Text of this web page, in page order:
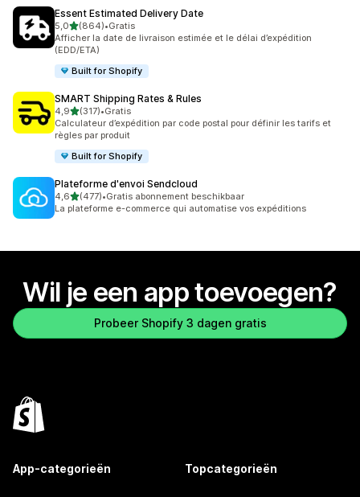
Essent Estimated Delivery Date
5,0van 5 sterren
(864)
864 recensies in totaal
•Gratis
Afficher la date de livraison estimée et le délai d’expédition
(EDD/ETA)
Built for Shopify
SMART Shipping Rates & Rules
4,9van 5 sterren
(317)
317 recensies in totaal
•Gratis
Calculateur d’expédition par code postal pour définir les tarifs et
règles par produit
Built for Shopify
Plateforme d'envoi Sendcloud
4,6van 5 sterren
(477)
477 recensies in totaal
•Gratis abonnement beschikbaar
La plateforme e-commerce qui automatise vos expéditions
Wil je een app toevoegen?
Probeer Shopify 3 dagen gratis
App-categorieën Topcategorieën